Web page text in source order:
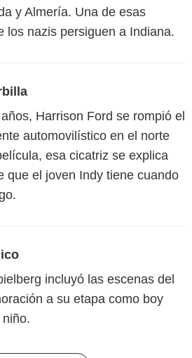
y Almería. Una de esas
los nazis persiguen a Indiana.
Harrison Ford se rompió el
automovilístico en el norte
esa cicatriz se explica
que el joven Indy tiene cuando
incluyó las escenas del
a su etapa como boy